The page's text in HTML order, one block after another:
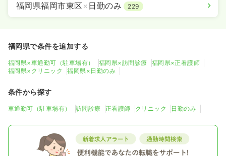
福岡県福岡市東区 × 日勤のみ 229
福岡県で条件を追加する
福岡県×車通勤可（駐車場有） 福岡県×訪問診療
福岡県×正看護師
福岡県×クリニック
福岡県×日勤のみ
条件から探す
車通勤可（駐車場有） 訪問診療 正看護師 クリニック 日勤のみ